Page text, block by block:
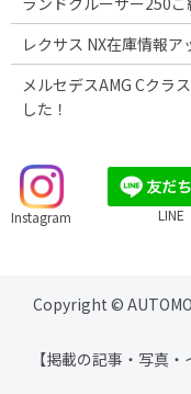
レクサス NX在庫情報ア
メルセデスAMG Cクラ
した！
Instagram LINE
Copyright ©
【掲載の記事・写真